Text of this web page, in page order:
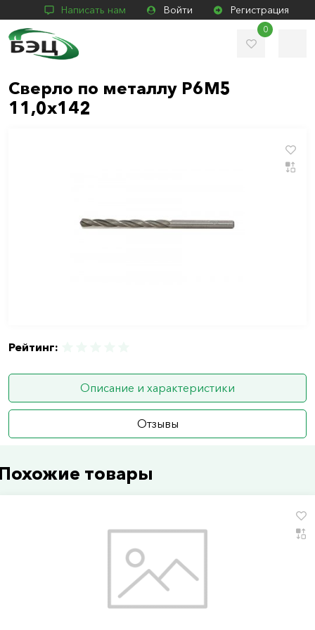
Написать нам Войти Регистрация
0
Сверло по металлу Р6М5
11,0х142
Рейтинг:
Описание и характеристики
Отзывы
товары